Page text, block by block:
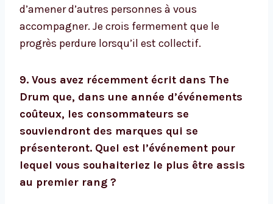
d’amener d’autres personnes à vous
accompagner. Je crois fermement que le
progrès perdure lorsqu’il est collectif.
9. Vous avez récemment écrit dans The
Drum que, dans une année d’événements
coûteux, les consommateurs se
souviendront des marques qui se
présenteront. Quel est l’événement pour
lequel vous souhaiteriez le plus être assis
au premier rang ?